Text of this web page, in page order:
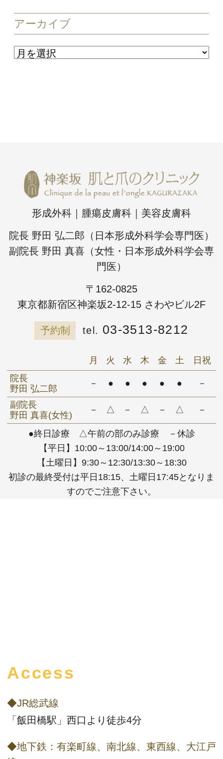
アーカイブ
形成外科｜腫瘍皮膚科｜美容皮膚科
院長 野田 弘二郎（日本形成外科学会専門医）
副院長 野田 真喜（女性・日本形成外科学会専
門医）
〒162-0825
東京都新宿区神楽坂2-12-15 さわやビル2F
予約制 03-3513-8212
●終日診療 △午前の部のみ診療 －休診
【平日】10:00～13:00/14:00～19:00
【土曜日】9:30～12:30/13:30～18:30
初診の最終受付は平日18:15、土曜日17:45となりま
すのでご注意下さい。
月 火 水 木 金 土
日祝
院長
野田 弘二郎
－ ● ● ● ● ● －
副院長
野田 真喜(女性)
－ △ － △ － △ －
Access
◆JR総武線
「飯田橋駅」西口より徒歩4分
◆地下鉄：有楽町線、南北線、東西線、大江戸